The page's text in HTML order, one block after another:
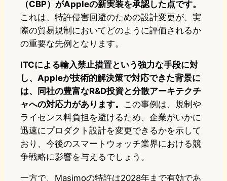
（CBP）がAppleの新実装を承認した点です。
これは、特許侵害回避のための設計変更が、実
際の貿易規制においてどのように評価されるか
の重要な先例となります。
ITCによる輸入禁止措置という強力な手段に対
し、Appleが技術的解決策で対応できた背景に
は、同社の豊富なR&D投資と分散アーキテクチ
ャへの対応力があります。 この事例は、規制や
ライセンス料負担を避けるため、企業がいかに
迅速にプロダクト設計を変更できるかを示して
おり、今後のスマートウォッチ業界における競
争戦略に影響を与えるでしょう。
一方で、Masimoの特許は2028年まで有効であ